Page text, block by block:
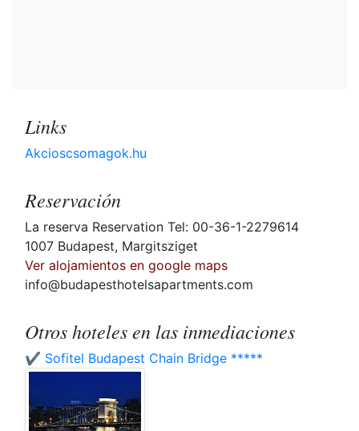
Links
Akcioscsomagok.hu
Reservación
La reserva Reservation Tel: 00-36-1-2279614
1007 Budapest, Margitsziget
Ver alojamientos en google maps
info@budapesthotelsapartments.com
Otros hoteles en las inmediaciones
✔️ Sofitel Budapest Chain Bridge *****